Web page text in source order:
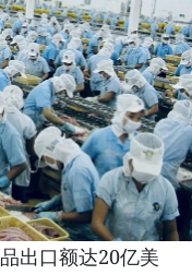
出口额达20亿美